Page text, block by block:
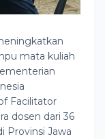
mata kuliah
Facilitator
dosen dari 36
Provinsi Jawa